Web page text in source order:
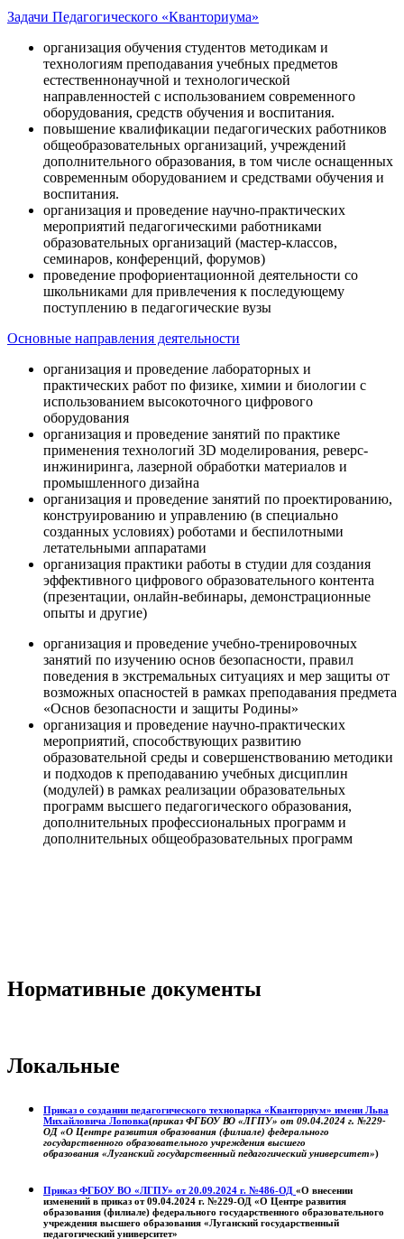
Задачи Педагогического «Кванториума»
организация обучения студентов методикам и
технологиям преподавания учебных предметов
естественнонаучной и технологической
направленностей с использованием современного
оборудования, средств обучения и воспитания.
повышение квалификации педагогических работников
общеобразовательных организаций, учреждений
дополнительного образования, в том числе оснащенных
современным оборудованием и средствами обучения и
воспитания.
организация и проведение научно-практических
мероприятий педагогическими работниками
образовательных организаций (мастер-классов,
семинаров, конференций, форумов)
проведение профориентационной деятельности со
школьниками для привлечения к последующему
поступлению в педагогические вузы
Основные направления деятельности
организация и проведение лабораторных и
практических работ по физике, химии и биологии с
использованием высокоточного цифрового
оборудования
организация и проведение занятий по практике
применения технологий 3D моделирования, реверс-
инжиниринга, лазерной обработки материалов и
промышленного дизайна
организация и проведение занятий по проектированию,
конструированию и управлению (в специально
созданных условиях) роботами и беспилотными
летательными аппаратами
организация практики работы в студии для создания
эффективного цифрового образовательного контента
(презентации, онлайн-вебинары, демонстрационные
опыты и другие)
организация и проведение учебно-тренировочных
занятий по изучению основ безопасности, правил
поведения в экстремальных ситуациях и мер защиты от
возможных опасностей в рамках преподавания предмета
«Основ безопасности и защиты Родины»
организация и проведение научно-практических
мероприятий, способствующих развитию
образовательной среды и совершенствованию методики
и подходов к преподаванию учебных дисциплин
(модулей) в рамках реализации образовательных
программ высшего педагогического образования,
дополнительных профессиональных программ и
дополнительных общеобразовательных программ
Нормативные документы
Локальные
Приказ о создании педагогического технопарка «Кванториум» имени Льва
Михайловича Лоповка(приказ ФГБОУ ВО «ЛГПУ» от 09.04.2024 г. №229-
ОД «О Центре развития образования (филиале) федерального
государственного образовательного учреждения высшего
образования «Луганский государственный педагогический университет»)
Приказ ФГБОУ ВО «ЛГПУ» от 20.09.2024 г. №486-ОД «О внесении
изменений в приказ от 09.04.2024 г. №229-ОД «О Центре развития
образования (филиале) федерального государственного образовательного
учреждения высшего образования «Луганский государственный
педагогический университет»